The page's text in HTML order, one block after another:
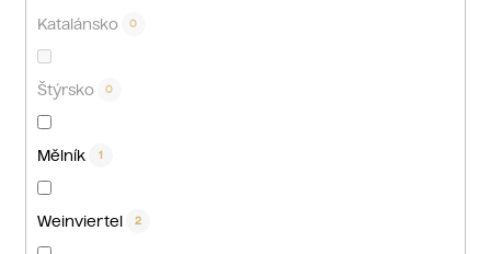
Katalánsko 0
Štýrsko 0
Mělník 1
Weinviertel 2